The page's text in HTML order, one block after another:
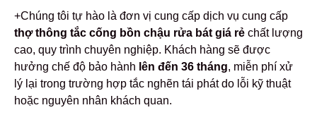
+Chúng tôi tự hào là đơn vị cung cấp dịch vụ cung cấp
thợ thông tắc cống bồn chậu rửa bát giá rẻ chất lượng
cao, quy trình chuyên nghiệp. Khách hàng sẽ được
hưởng chế độ bảo hành lên đến 36 tháng, miễn phí xử
lý lại trong trường hợp tắc nghẽn tái phát do lỗi kỹ thuật
hoặc nguyên nhân khách quan.